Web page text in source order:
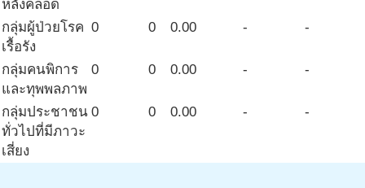
หลังคลอด
กลุ่มผู้ป่วยโรค
เรื้อรัง
0 0 0.00 - -
กลุ่มคนพิการ
และทุพพลภาพ
0 0 0.00 - -
กลุ่มประชาชน
ทั่วไปที่มีภาวะ
เสี่ยง
0 0 0.00 - -